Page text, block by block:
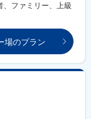
ファミリー、上級
場のプラン